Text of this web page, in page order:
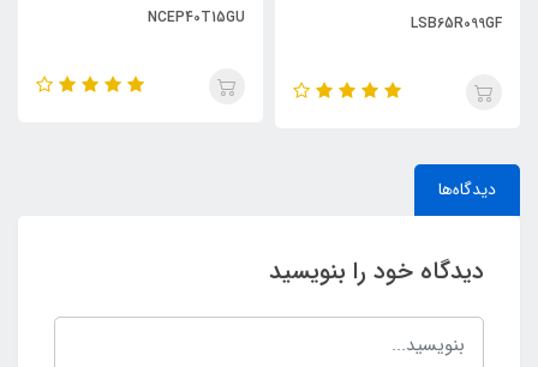
LSB65R099GF
NCEP40T15GU
دیدگاه‌ها
دیدگاه خود را بنویسید